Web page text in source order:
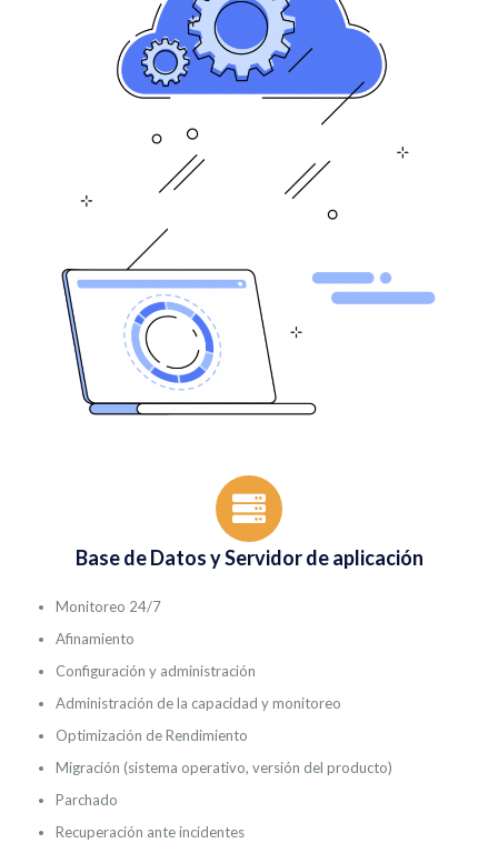
Base de Datos y Servidor de aplicación
Monitoreo 24/7
Afinamiento
Configuración y administración
Administración de la capacidad y monitoreo
Optimización de Rendimiento
Migración (sistema operativo, versión del producto)
Parchado
Recuperación ante incidentes